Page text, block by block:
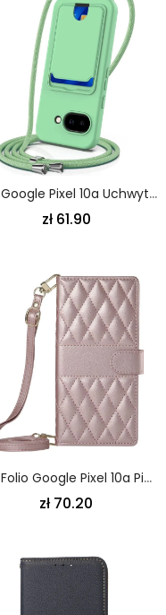
Etui Google Pixel 10a Uchwyt Na Karty Etui Ochronne
zł 61.90
Etui Folio Google Pixel 10a Pikowany Portfel Z Paskami
zł 70.20